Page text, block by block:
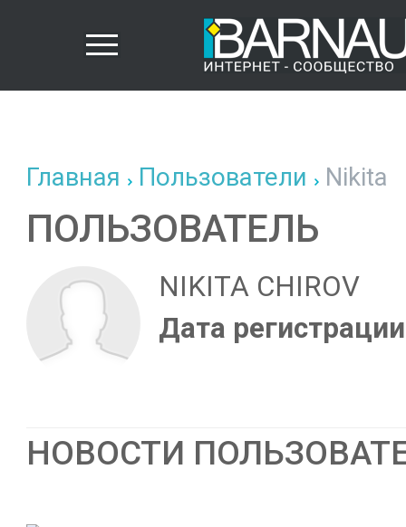
Главная Пользователи Nikita
ПОЛЬЗОВАТЕЛЬ
NIKITA CHIROV
Дата
НОВОСТИ